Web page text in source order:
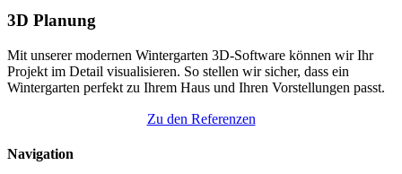
3D Planung
Mit unserer modernen Wintergarten 3D-Software können wir Ihr
Projekt im Detail visualisieren. So stellen wir sicher, dass ein
Wintergarten perfekt zu Ihrem Haus und Ihren Vorstellungen passt.
Zu den Referenzen
Navigation